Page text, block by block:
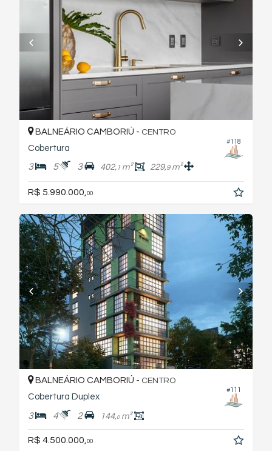
#118
BALNEÁRIO CAMBORIÚ - CENTRO
Cobertura
3 5 3 402, 1 m² 229,9m²
R$ 5.990.000, 00
#111
BALNEÁRIO CAMBORIÚ - CENTRO
Cobertura Duplex
3 4 2 144,0m²
R$ 4.500.000,00